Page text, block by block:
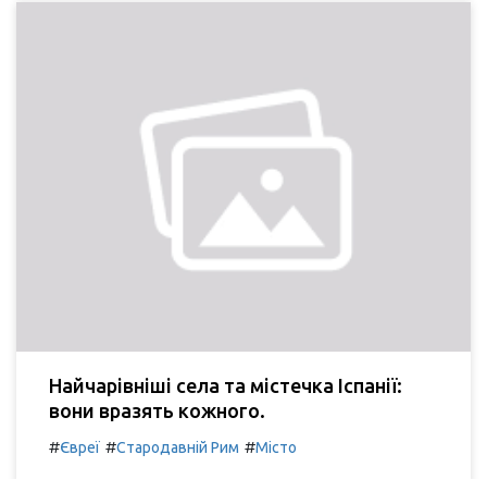
Найчарівніші села та містечка Іспанії:
вони вразять кожного.
#Євреї #Стародавній Рим #Місто